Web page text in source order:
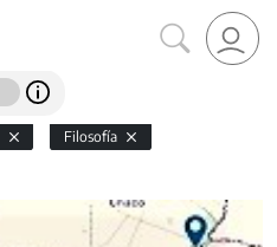
Filosofía